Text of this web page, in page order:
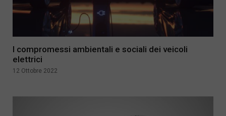
I compromessi ambientali e sociali dei veicoli
elettrici
12 Ottobre 2022